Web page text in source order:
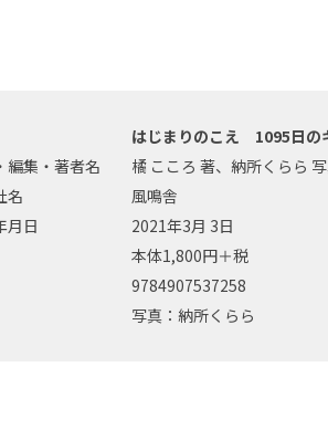
はじまりのこえ 1095日の
編集・著者名
橘 こころ 著、納所くらら
名
風鳴舎
月日
2021年3月 3日
本体1,800円＋税
9784907537258
写真：納所くらら